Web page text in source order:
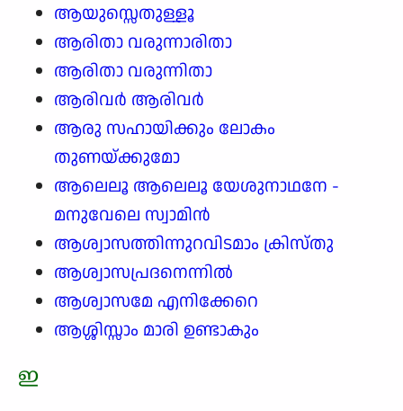
ആയുസ്സെതുള്ളൂ
ആരിതാ വരുന്നാരിതാ
ആരിതാ വരുന്നിതാ
ആരിവർ ആരിവർ
ആരു സഹായിക്കും ലോകം
തുണയ്ക്കുമോ
ആലെലൂ ആലെലൂ യേശുനാഥനേ -
മനുവേലെ സ്വാമിൻ
ആശ്വാസത്തിന്നുറവിടമാം ക്രിസ്തു
ആശ്വാസപ്രദനെന്നിൽ
ആശ്വാസമേ എനിക്കേറെ
ആശ്ശിസ്സാം മാരി ഉണ്ടാകും
ഇ